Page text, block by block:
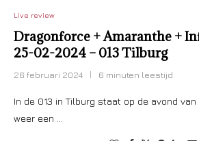
Live review
Dragonforce + Amaranthe +
25-02-2024 – 013 Tilburg
26 februari 2024 6 minuten leestijd
In de 013 in Tilburg staat op de avond
weer een …